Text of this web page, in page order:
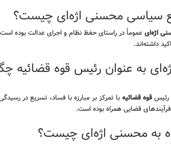
سیاسی محسنی اژه‌ای چیست؟
اژه‌ایعموماً در راستای حفظ نظام و اجرای عدالت بوده
داشته‌اند.
به عنوان رئیس قوه قضائیه
رئیسقوه قضائیهبا تمرکز بر مبارزه با فساد، تسریع در
قضایی همراه بوده است.
به محسنی اژه‌ای چیست؟